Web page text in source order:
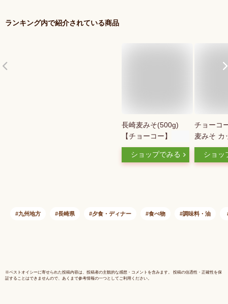
ランキング内で紹介されている商品
長崎麦みそ(500g)
【チョーコー】
ショップでみる
チョーコ
麦みそ カ
調味料
ショッ
九州地方 長崎県 夕食・ディナー 食べ物 調味料・油
※ベストオイシーに寄せられた投稿内容は、投稿者の主観的な感想・コメントを含みます。 投稿の信憑性・正確性を保
証することはできませんので、あくまで参考情報の一つとしてご利用ください。